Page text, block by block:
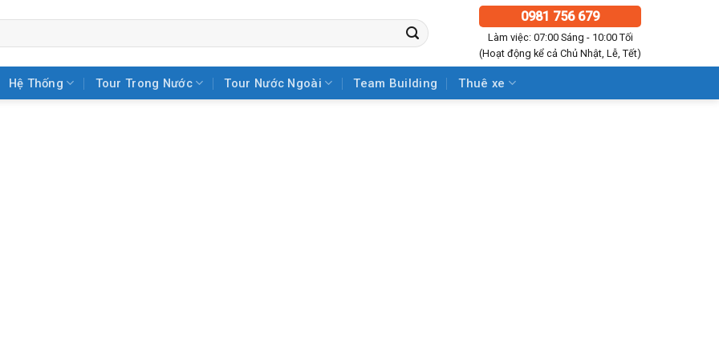
0981 756 679
Làm việc: 07:00 Sáng - 10:00 Tối
(Hoạt động kể cả Chủ Nhật, Lễ, Tết)
Hệ Thống Tour Trong Nước Tour Nước Ngoài Team Building Thuê xe